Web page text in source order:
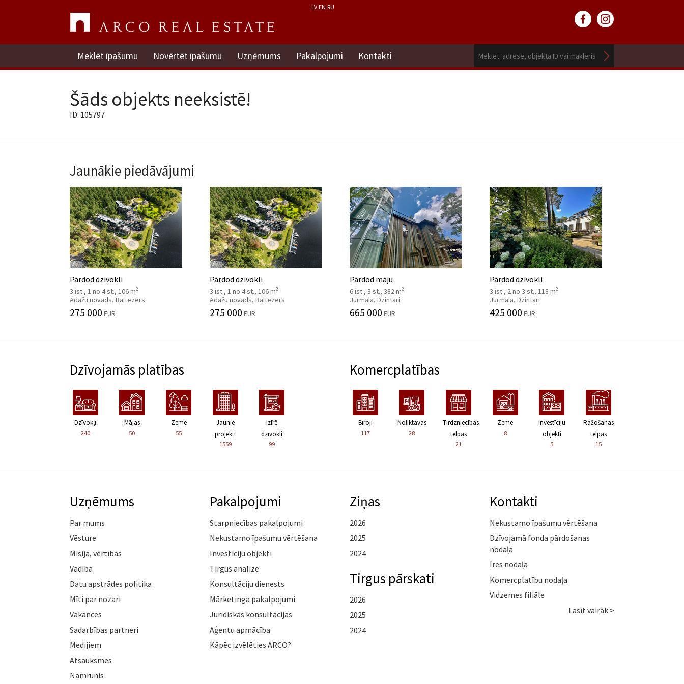
LV EN RU
Meklēt īpašumu Novērtēt īpašumu Uzņēmums Pakalpojumi Kontakti
Šāds objekts neeksistē!
ID: 105797
Jaunākie piedāvājumi
Pārdod dzīvokli
3 ist., 1 no 4 st., 106 m2
Ādažu novads, Baltezers
275 000 EUR
Pārdod dzīvokli
3 ist., 1 no 4 st., 106 m2
Ādažu novads, Baltezers
275 000 EUR
Pārdod māju
6 ist., 3 st., 382 m2
Jūrmala, Dzintari
665 000 EUR
Pārdod dzīvokli
3 ist., 2 no 3 st., 118 m2
Jūrmala, Dzintari
425 000 EUR
Dzīvojamās platības
Dzīvokļi
240
Mājas
50
Zeme
55
Jaunie
projekti
1559
Izīrē
dzīvokli
99
Komercplatības
Biroji
117
Noliktavas
28
Tirdzniecības
telpas
21
Zeme
8
Investīciju
objekti
5
Ražošanas
telpas
15
Uzņēmums
Par mums
Vēsture
Misija, vērtības
Vadība
Datu apstrādes politika
Mīti par nozari
Vakances
Sadarbības partneri
Medijiem
Atsauksmes
Namrunis
Pakalpojumi
Starpniecības pakalpojumi
Nekustamo īpašumu vērtēšana
Investīciju objekti
Tirgus analīze
Konsultāciju dienests
Mārketinga pakalpojumi
Juridiskās konsultācijas
Aģentu apmācība
Kāpēc izvēlēties ARCO?
Ziņas
2026
2025
2024
Tirgus pārskati
2026
2025
2024
Kontakti
Nekustamo īpašumu vērtēšana
Dzīvojamā fonda pārdošanas
nodaļa
Īres nodaļa
Komercplatību nodaļa
Vidzemes filiāle
Lasīt vairāk >